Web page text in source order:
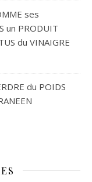
ses
un PRODUIT
du VINAIGRE
du POIDS